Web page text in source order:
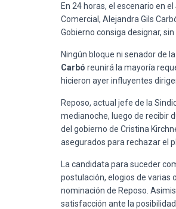
En 24 horas, el escenario en
Comercial, Alejandra Gils
Gobierno consiga designar,
Ningún bloque ni senador de
Carbó reunirá la mayoría
hicieron ayer influyentes
Reposo, actual jefe de la
medianoche, luego de recibir
del gobierno de Cristina
asegurados para rechazar el
La candidata para suceder
postulación, elogios de varias
nominación de Reposo.
satisfacción ante la